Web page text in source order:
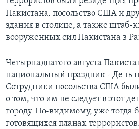
Пакистана, посольство США и
здания в столице, а также штаб-
вооруженных сил Пакистана в
Четырнадцатого августа
национальный праздник - День
Сотрудники посольства США
о том, что им не следует в этот
городу. По-видимому, уже тогда
готовящихся планах